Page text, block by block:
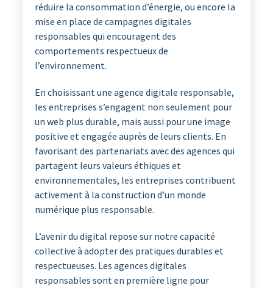
réduire la consommation d’énergie, ou encore la
mise en place de campagnes digitales
responsables qui encouragent des
comportements respectueux de
l’environnement.
En choisissant une agence digitale responsable,
les entreprises s’engagent non seulement pour
un web plus durable, mais aussi pour une image
positive et engagée auprès de leurs clients. En
favorisant des partenariats avec des agences qui
partagent leurs valeurs éthiques et
environnementales, les entreprises contribuent
activement à la construction d’un monde
numérique plus responsable.
L’avenir du digital repose sur notre capacité
collective à adopter des pratiques durables et
respectueuses. Les agences digitales
responsables sont en première ligne pour